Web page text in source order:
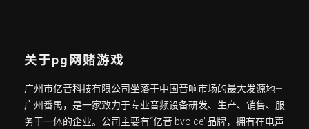
关于pg网赌游戏
广州市亿音科技有限公司坐落于中国音响市场的最大发源地—
广州番禺，是一家致力于专业音频设备研发、生产、销售、服
务于一体的企业。公司主要有“亿音 bvoice”品牌，拥有在电声